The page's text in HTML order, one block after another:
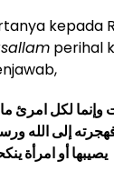
kepada
perihal
وإنما لكل
إلى الله
يصيبها أو امرأة